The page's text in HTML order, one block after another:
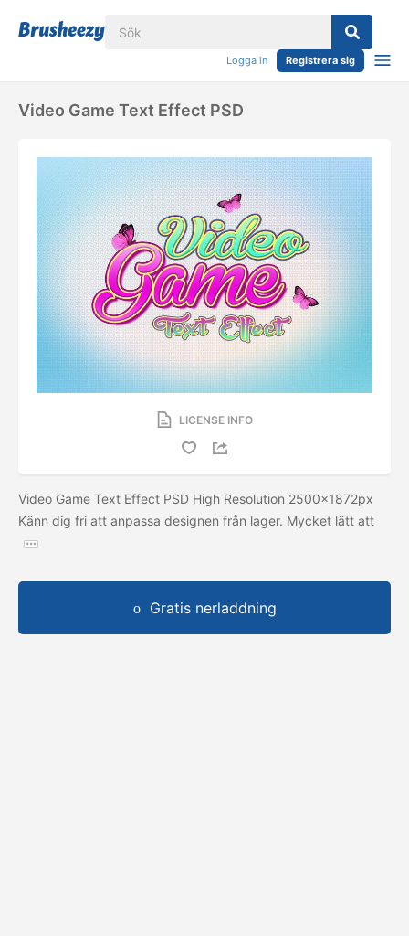
Logga in Registrera sig
Video Game Text Effect PSD
LICENSE INFO
Video Game Text Effect PSD High Resolution 2500x1872px
Känn dig fri att anpassa designen från lager. Mycket lätt att
Gratis nerladdning